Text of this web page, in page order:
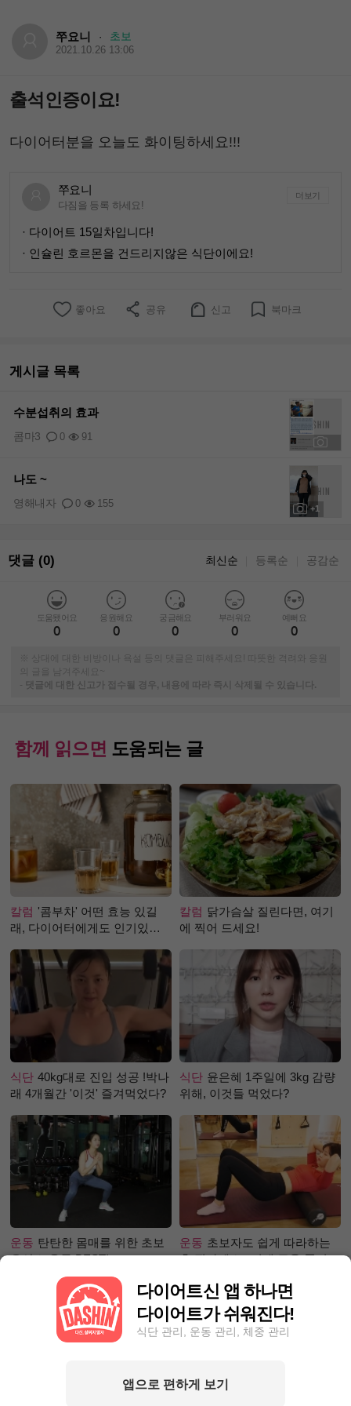
쭈요니 · 초보
2021.10.26 13:06
출석인증이요!
다이어터분을 오늘도 화이팅하세요!!!
쭈요니
다짐을 등록 하세요!
더보기
· 다이어트 15일차입니다!
· 인슐린 호르몬을 건드리지않은 식단이에요!
좋아요 공유 신고 북마크
게시글 목록
수분섭취의 효과
0 91
콤마3
+1
나도 ~
0 155
영해내자
댓글 (0) 최신순 등록순 공감순
도움됐어요
0
응원해요
0
궁금해요
0
부러워요
0
예뻐요
0
※ 상대에 대한 비방이나 욕설 등의 댓글은 피해주세요! 따뜻한 격려와 응원
의 글을 남겨주세요~
-
댓글에 대한 신고가 접수될 경우, 내용에 따라 즉시 삭제될 수 있습니다.
함께 읽으면 도움되는 글
칼럼 '콤부차' 어떤 효능 있길
래, 다이어터에게도 인기있는
칼럼 닭가슴살 질린다면, 여기
에 찍어 드세요!
식단 40kg대로 진입 성공 !박나
래 4개월간 '이것' 즐겨먹었다?
식단 윤은혜 1주일에 3kg 감량
위해, 이것들 먹었다?
운동 탄탄한 몸매를 위한 초보
유산소 운동 BEST!
운동 초보자도 쉽게 따라하는
홈 필라테스 –어깨 근육 풀어주
다이어트신 앱 하나면
다이어트가 쉬워진다!
식단 관리, 운동 관리, 체중 관리
앱으로 편하게 보기